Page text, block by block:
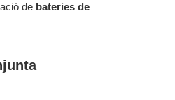
de bateries de